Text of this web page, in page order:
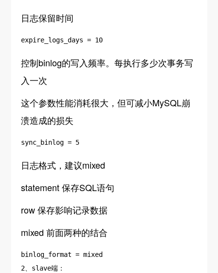
日志保留时间
expire_logs_days = 10
控制binlog的写入频率。每执行多少次事务写
入一次
这个参数性能消耗很大，但可减小MySQL崩
溃造成的损失
sync_binlog = 5
日志格式，建议mixed
statement 保存SQL语句
row 保存影响记录数据
mixed 前面两种的结合
binlog_format = mixed
2、slave端：